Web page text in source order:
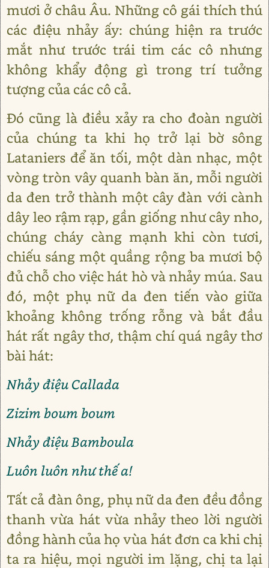
mươi ở châu Âu. Những cô gái thích thú
các điệu nhảy ấy: chúng hiện ra trước
mắt như trước trái tim các cô nhưng
không khẩy động gì trong trí tưởng
tượng của các cô cả.
Đó cũng là điều xảy ra cho đoàn người
của chúng ta khi họ trở lại bờ sông
Lataniers để ăn tối, một dàn nhạc, một
vòng tròn vây quanh bàn ăn, mỗi người
da đen trở thành một cây đàn với cành
dây leo rậm rạp, gần giống như cây nho,
chúng cháy càng mạnh khi còn tươi,
chiếu sáng một quầng rộng ba mươi bộ
đủ chỗ cho việc hát hò và nhảy múa. Sau
đó, một phụ nữ da đen tiến vào giữa
khoảng không trống rỗng và bắt đầu
hát rất ngây thơ, thậm chí quá ngây thơ
bài hát:
Nhảy điệu Callada
Zizim boum boum
Nhảy điệu Bamboula
Luôn luôn như thế a!
Tất cả đàn ông, phụ nữ da đen đều đồng
thanh vừa hát vừa nhảy theo lời người
đồng hành của họ vùa hát đơn ca khi chị
ta ra hiệu, mọi người im lặng, chị ta lại